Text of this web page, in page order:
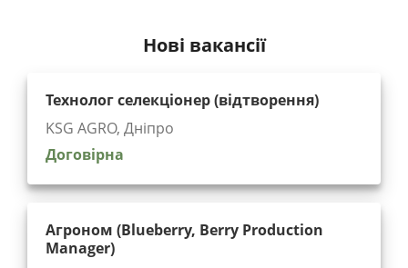
Нові вакансії
Технолог селекціонер (відтворення)
KSG AGRO, Дніпро
Договірна
Агроном (Blueberry, Berry Production
Manager)